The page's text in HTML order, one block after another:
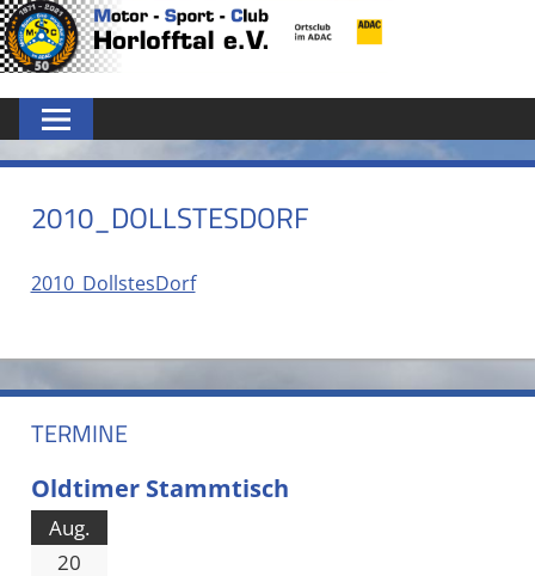
Zum
Inhalt
MSC
HORLOFFTAL
E.V.
2010_DOLLSTESDORF
2010_DollstesDorf
TERMINE
Oldtimer Stammtisch
Aug.
20